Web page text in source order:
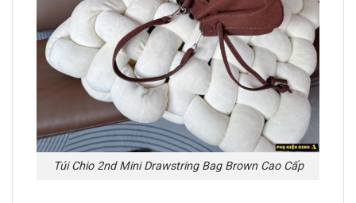
Túi Chio 2nd Mini Drawstring Bag Brown Cao Cấp